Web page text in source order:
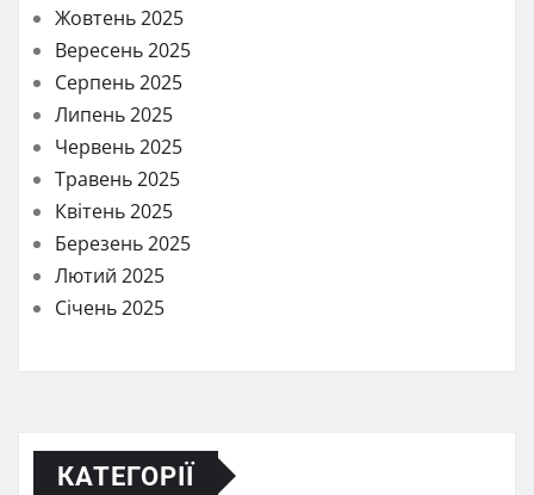
Жовтень 2025
Вересень 2025
Серпень 2025
Липень 2025
Червень 2025
Травень 2025
Квітень 2025
Березень 2025
Лютий 2025
Січень 2025
КАТЕГОРІЇ